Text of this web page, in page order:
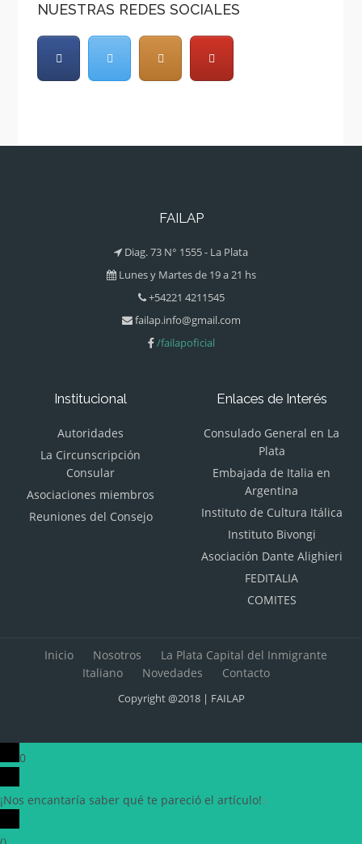
NUESTRAS REDES SOCIALES
FAILAP
Diag. 73 N° 1555 - La Plata
Lunes y Martes de 19 a 21 hs
+54221 4211545
failap.info@gmail.com
/failapoficial
Institucional
Autoridades
La Circunscripción
Consular
Asociaciones miembros
Reuniones del Consejo
Enlaces de Interés
Consulado General en La
Plata
Embajada de Italia en
Argentina
Instituto de Cultura Itálica
Instituto Bivongi
Asociación Dante Alighieri
FEDITALIA
COMITES
Inicio Nosotros
La Plata Capital del Inmigrante
Italiano
Novedades Contacto
Copyright @2018 | FAILAP
0
¡Nos encantaría saber qué te pareció el artículo!x